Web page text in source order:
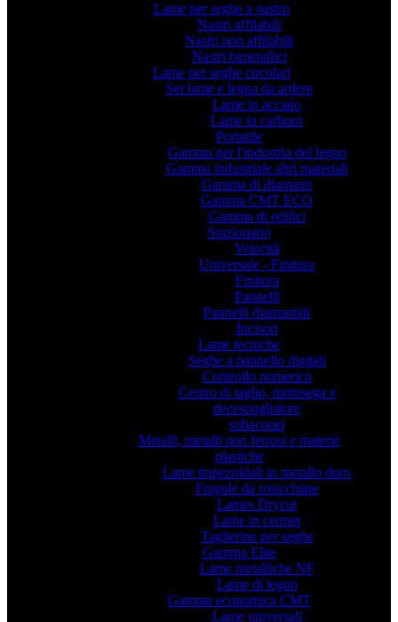
Lame per seghe a nastro
Nastri affilabili
Nastri non affilabili
Nastri bimetallici
Lame per seghe circolari
Set lame e legna da ardere
Lame in acciaio
Lame in carburo
Portatile
Gamma per l'industria del legno
Gamma industriale altri materiali
Gamma di diamanti
Gamma CMT ECO
Gamma di edifici
Stazionario
Velocità
Universale - Finitura
Finitura
Pannelli
Pannelli diamantati
Incisori
Lame tecniche
Seghe a pannello digitali
Controllo numerico
Centro di taglio, motosega e
decespugliatore
subacquei
Metalli, metalli non ferrosi e materie
plastiche
Lame trapezoidali in metallo duro
Fragole da rosicchiare
Lames Drycut
Lame in cermet
Taglierine per seghe
Gamma Elite
Lame metalliche NF
Lame di legno
Gamma economica CMT
Lame universali